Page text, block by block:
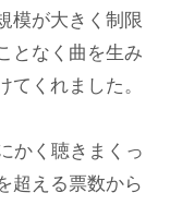
模が大きく制限
となく曲を生み
くれました。
かく聴きまくっ
超える票数から